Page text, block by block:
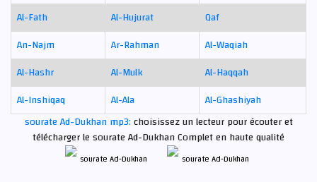
Al-Fath
Al-Hujurat
Qaf
An-Najm
Ar-Rahman
Al-Waqiah
Al-Hashr
Al-Mulk
Al-Haqqah
Al-Inshiqaq
Al-Ala
Al-Ghashiyah
sourate Ad-Dukhan mp3:choisissez un lecteur pour écouter et
télécharger le sourate Ad-Dukhan Complet en haute qualité